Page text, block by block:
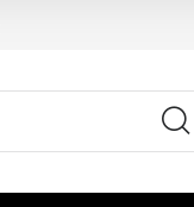
program NBM+